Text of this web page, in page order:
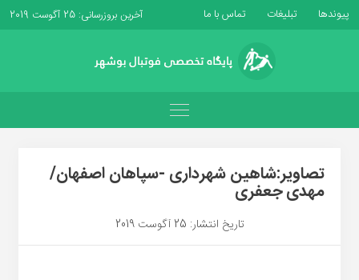
پیوندها تبلیغات تماس با ما آخرین بروزرسانی: 25 آگوست 2019
تصاویر:شاهین شهرداری -سپاهان اصفهان/
مهدی جعفری
تاریخ انتشار: 25 آگوست 2019